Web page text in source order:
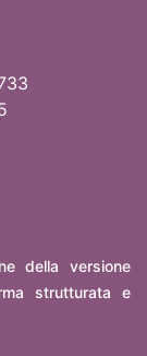
della versione
strutturata e